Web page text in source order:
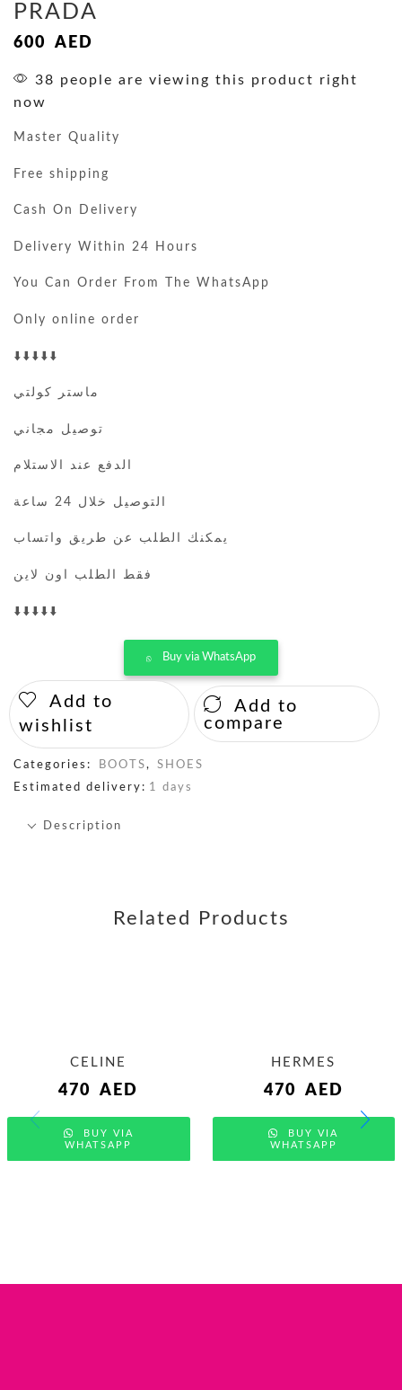
PRADA
600 AED
38 people are viewing this product right
now
Master Quality
Free shipping
Cash On Delivery
Delivery Within 24 Hours
You Can Order From The WhatsApp
Only online order
⬇️⬇️⬇️⬇️⬇️
ماستر كولتي
توصيل مجاني
الدفع عند الاستلام
التوصيل خلال 24 ساعة
يمكنك الطلب عن طريق واتساب
فقط الطلب اون لاين
⬇️⬇️⬇️⬇️⬇️
Buy via WhatsApp
Add to
wishlist
Add to
compare
Categories: BOOTS,
SHOES
Estimated delivery: 1 days
Description
Related Products
CELINE
470 AED
BUY VIA
WHATSAPP
HERMES
470 AED
BUY VIA
WHATSAPP